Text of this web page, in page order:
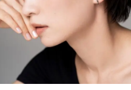
て「許可する」をタップして